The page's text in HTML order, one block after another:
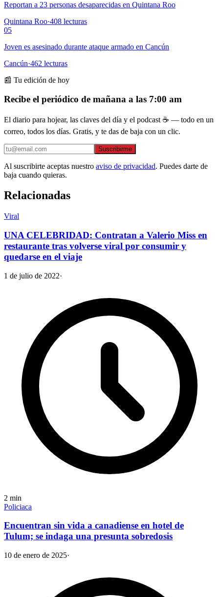
Reportan a 23 personas desaparecidas en Quintana Roo
Quintana Roo·408 lecturas
05
Joven es asesinado durante ataque armado en Cancún
Cancún·462 lecturas
📰 Tu edición de hoy
Recibe el periódico de mañana a las 7:00 am
El diario para hojear, las claves del día y el podcast ☕ — todo en un
correo, todos los días. Gratis, y te das de baja con un clic.
Suscribirme
Al suscribirte aceptas nuestro aviso de privacidad. Puedes darte de
baja cuando quieras.
Relacionadas
Viral
UNA CELEBRIDAD: Contratan a Valerio Miss en
restaurante tras volverse viral por consumir y
quedarse en el viaje
1 de julio de 2022·
2 min
Policiaca
Encuentran sin vida a canadiense en hotel de
Tulum; se indaga una presunta sobredosis
10 de enero de 2025·